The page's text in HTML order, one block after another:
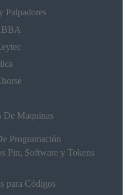
Palpadores
De Maquinas
Programación
Pin, Software y Tokens
para Códigos